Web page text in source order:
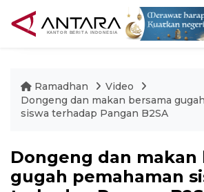
Ramadhan
Video
Dongeng dan makan bersama
siswa terhadap Pangan B2SA
Dongeng dan makan
gugah pemahaman